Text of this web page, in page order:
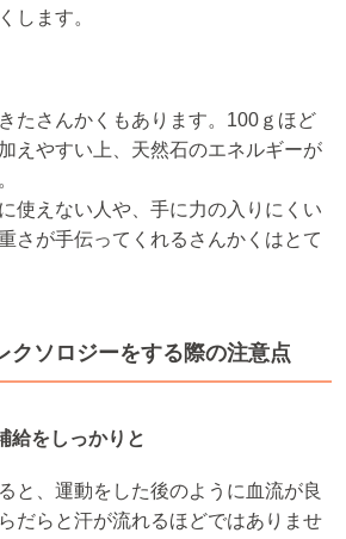
します。
たさんかくもあります。100ｇほど
えやすい上、天然石のエネルギーが
使えない人や、手に力の入りにくい
さが手伝ってくれるさんかくはとて
ソロジーをする際の注意点
給をしっかりと
と、運動をした後のように血流が良
だらと汗が流れるほどではありませ